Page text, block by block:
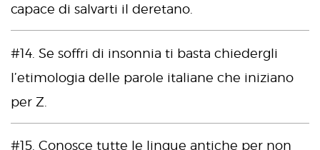
capace di salvarti il deretano.
#14. Se soffri di insonnia ti basta chiedergli
l’etimologia delle parole italiane che iniziano
per Z.
#15. Conosce tutte le lingue antiche per non